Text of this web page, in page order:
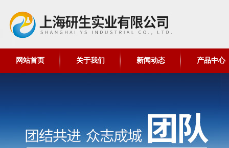
网站首页 关于我们 新闻动态 产品中心